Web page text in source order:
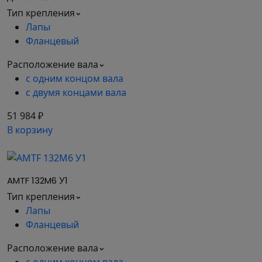
M
, H
71,1
монтажа:
IM 1001 - на лапах с одним концом вала;
IM 1002 - на лапах с двумя концами вала;
IM 2001 - фланцевый с одним концом вала;
IM 2002 - фланцевый с двумя концами вала.
Степень защиты:
коробки выводов IP 54;
вентилятора IP 10.
Структура условного обозначения
Тип крепления
Лапы
Фланцевый
Расположение вала
с одним концом вала
с двумя концами вала
51 984 ₽
В корзину
AMTF 132M6 У1
Тип крепления
Лапы
Фланцевый
Расположение вала